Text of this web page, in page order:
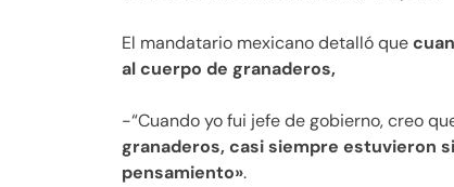
El mandatario mexicano detalló que
al cuerpo de granaderos,
-“Cuando yo fui jefe de gobierno, creo
granaderos, casi siempre estuvieron
pensamiento».